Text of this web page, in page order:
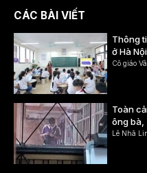
CÁC BÀI VIẾT
Thông
ở Hà Nội
Cô giáo
Toàn
ông bà,
Lê Nhã